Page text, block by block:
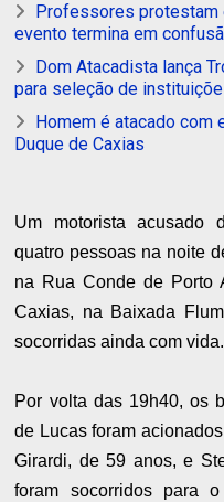
Professores protestam
evento termina em
Dom Atacadista lança
para seleção de
Homem é atacado com
Duque de Caxias
Um motorista acusado
quatro pessoas na noite
na Rua Conde de Porto
Caxias, na Baixada
socorridas ainda com vida.
Por volta das 19h40, os
de Lucas foram
Girardi, de 59 anos, e
foram socorridos para o